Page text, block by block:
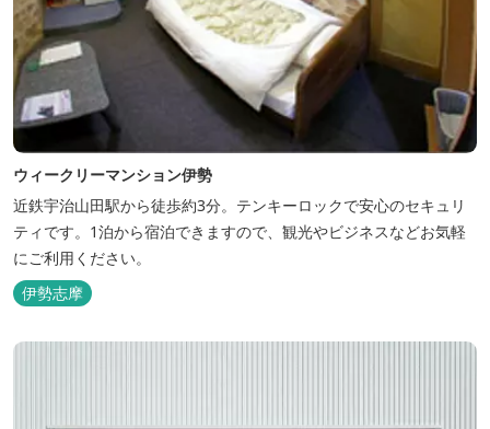
ウィークリーマンション伊勢
近鉄宇治山田駅から徒歩約3分。テンキーロックで安心のセキュリ
ティです。1泊から宿泊できますので、観光やビジネスなどお気軽
にご利用ください。
伊勢志摩